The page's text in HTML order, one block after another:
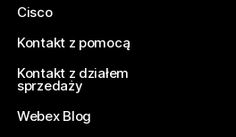
Cisco
Kontakt z pomocą
Kontakt z działem
sprzedaży
Webex Blog